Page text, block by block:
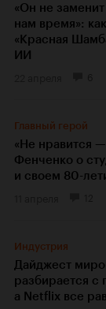
«Он не
нам время»:
«Красная
ИИ
Главный герой
«Не нравится
Фенченко о
и своем 80-
Индустрия
Дайджест
разбирается с
а Netflix все